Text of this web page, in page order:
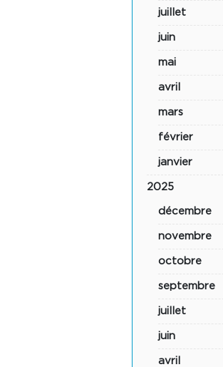
juillet
juin
mai
avril
mars
février
janvier
2025
décembre
novembre
octobre
septembre
juillet
juin
avril